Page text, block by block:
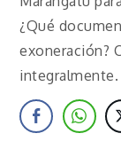
¿Qué
exoneración?
integralmente.